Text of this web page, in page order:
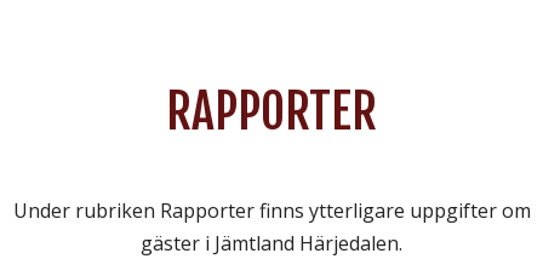
RAPPORTER
Under rubriken Rapporter finns ytterligare uppgifter om
gäster i Jämtland Härjedalen.